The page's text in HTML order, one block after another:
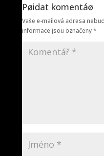
Pøidat komentáø
Vaše e-mailová adresa
informace jsou označeny*